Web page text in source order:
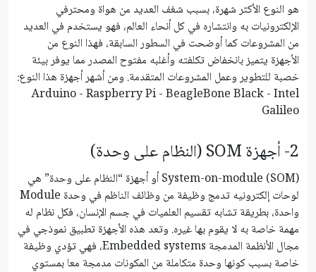
هو النوع الأكثر شهرة، بسبب شغف العديد من هواة ومحترفي
الإلكترونيات به وانتشاره في كل أنحاء العالم، فهو يستخدم في العديد
من المشروعات كما أوضحت في السطور السابقة، فهذا النوع من
الأجهزة يتميز بانخفاض تكلفته وأغلبه مفتوح المصدر مما يوفر بيئة
خصبة للتطوير وعمل المشروعات المتقدمة. ومن أشهر أجهزة هذا النوع:
Arduino - Raspberry Pi - BeagleBone Black - Intel
Galileo
2- أجهزة SOM (النظام على وحدة)
System-on-module (SOM) أو أجهزة “النظام على وحدة” هي
لوحات إلكترونيه تدمج وظيفة من وظائف الناظم في وحدة Module
واحدة، بطريقة تشابه تقسيم العلميات في جسم الإنسان، فكل نظام له
مهمة خاصة به لا يقوم بها غيره. وتعد هذه الأجهزة تطبيق نموذجي في
مجال الأنظمة المدمجة Embedded systems، فهي تؤدي وظيفة
خاصة بسبب كونها وحدة متكاملة من المكونات مدمجة معا بمستوي